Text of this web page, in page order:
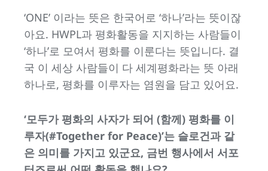
‘ONE’ 이라는 뜻은 한국어로 ‘하나’라는 뜻이잖
아요. HWPL과 평화활동을 지지하는 사람들이
‘하나’로 모여서 평화를 이룬다는 뜻입니다. 결
국 이 세상 사람들이 다 세계평화라는 뜻 아래
하나로, 평화를 이루자는 염원을 담고 있어요.
‘모두가 평화의 사자가 되어 (함께) 평화를 이
루자(#Together for Peace)’는 슬로건과 같
은 의미를 가지고 있군요, 금번 행사에서 서포